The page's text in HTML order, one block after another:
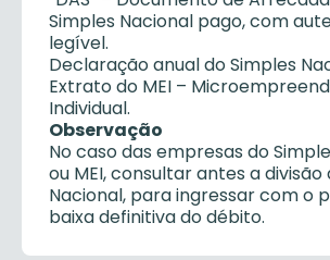
Simples Nacional pago, com
legível.
Declaração anual do Simples
Extrato do MEI –
Individual.
Observação
No caso das empresas do
ou MEI, consultar antes a divisão
Nacional, para ingressar com o
baixa definitiva do débito.